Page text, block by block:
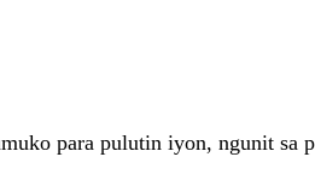
para pulutin iyon, ngunit sa